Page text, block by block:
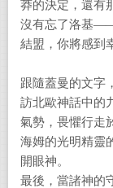
莽的決定，還有
沒有忘了洛基
結盟，你將感到
跟隨蓋曼的文字
訪北歐神話中的
氣勢，畏懼行走
海姆的光明精靈
開眼神。
最後，當諸神的